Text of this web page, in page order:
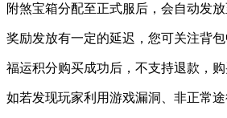
附煞宝箱分配至正式服后，会自动发
奖励发放有一定的延迟，您可关注背
福运积分购买成功后，不支持退款，购
如若发现玩家利用游戏漏洞、非正常